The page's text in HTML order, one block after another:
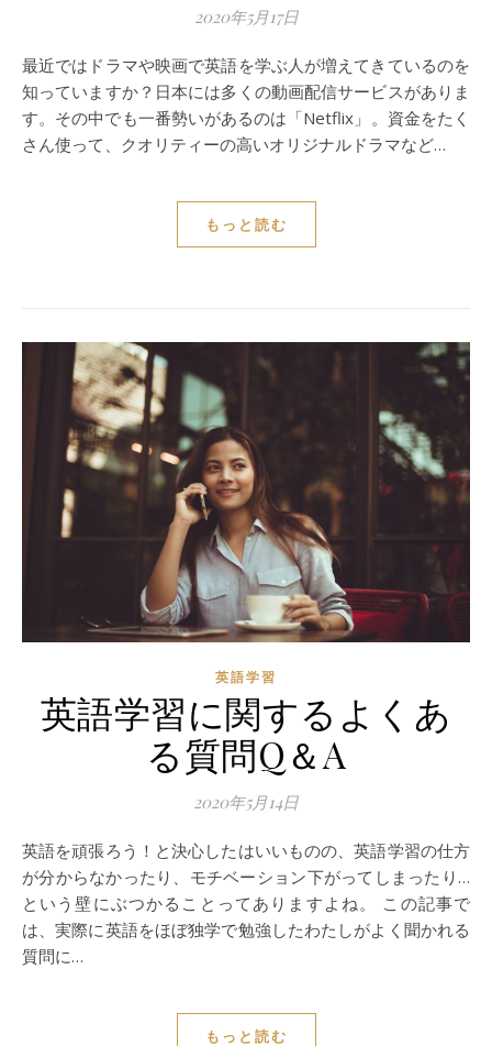
2020年5月17日
最近ではドラマや映画で英語を学ぶ人が増えてきているのを
知っていますか？日本には多くの動画配信サービスがありま
す。その中でも一番勢いがあるのは「Netflix」。資金をたく
さん使って、クオリティーの高いオリジナルドラマなど…
もっと読む
英語学習
英語学習に関するよくあ
る質問Q＆A
2020年5月14日
英語を頑張ろう！と決心したはいいものの、英語学習の仕方
が分からなかったり、モチベーション下がってしまったり…
という壁にぶつかることってありますよね。 この記事で
は、実際に英語をほぼ独学で勉強したわたしがよく聞かれる
質問に…
もっと読む